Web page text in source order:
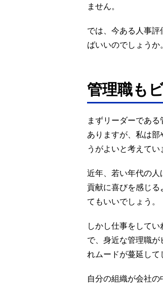
ません。
では、今ある人事
ばいいのでしょうか
管理職も
まずリーダーであ
ありますが、私は
うがよいと考えてい
近年、若い年代の人
貢献に喜びを感じる
てもいいでしょう。
しかし仕事をして
で、身近な管理職
れムードが蔓延して
自分の組織が会社